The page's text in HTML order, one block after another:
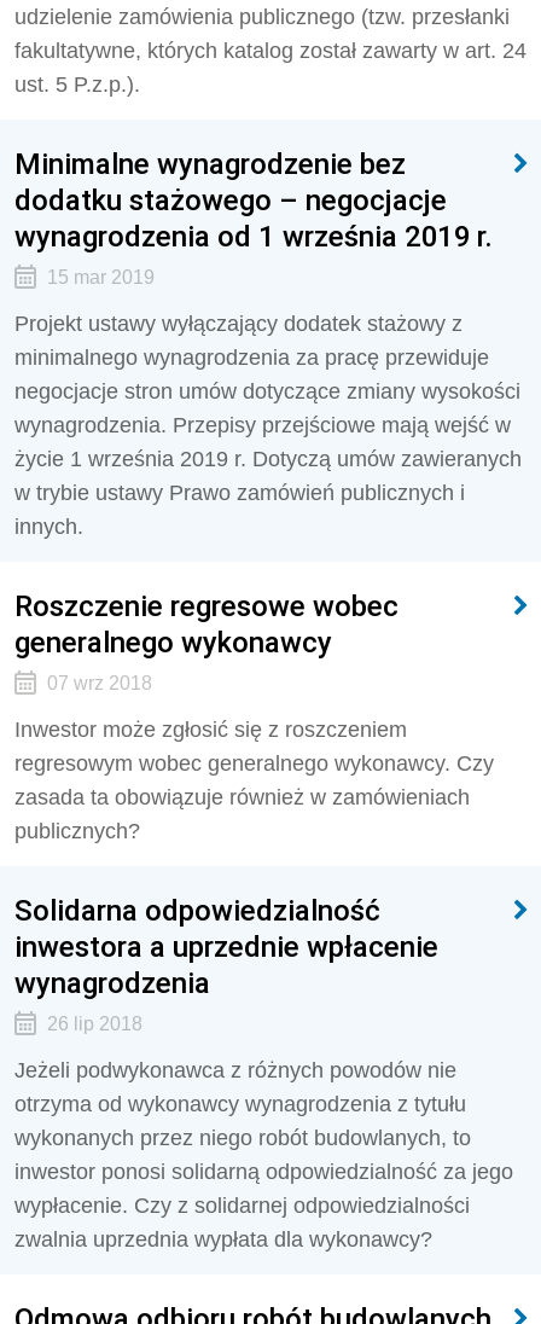
udzielenie zamówienia publicznego (tzw. przesłanki
fakultatywne, których katalog został zawarty w art. 24
ust. 5 P.z.p.).
Minimalne wynagrodzenie bez
dodatku stażowego – negocjacje
wynagrodzenia od 1 września 2019 r.
15 mar 2019
Projekt ustawy wyłączający dodatek stażowy z
minimalnego wynagrodzenia za pracę przewiduje
negocjacje stron umów dotyczące zmiany wysokości
wynagrodzenia. Przepisy przejściowe mają wejść w
życie 1 września 2019 r. Dotyczą umów zawieranych
w trybie ustawy Prawo zamówień publicznych i
innych.
Roszczenie regresowe wobec
generalnego wykonawcy
07 wrz 2018
Inwestor może zgłosić się z roszczeniem
regresowym wobec generalnego wykonawcy. Czy
zasada ta obowiązuje również w zamówieniach
publicznych?
Solidarna odpowiedzialność
inwestora a uprzednie wpłacenie
wynagrodzenia
26 lip 2018
Jeżeli podwykonawca z różnych powodów nie
otrzyma od wykonawcy wynagrodzenia z tytułu
wykonanych przez niego robót budowlanych, to
inwestor ponosi solidarną odpowiedzialność za jego
wypłacenie. Czy z solidarnej odpowiedzialności
zwalnia uprzednia wypłata dla wykonawcy?